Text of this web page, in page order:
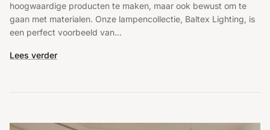
hoogwaardige producten te maken, maar ook bewust om te
gaan met materialen. Onze lampencollectie, Baltex Lighting, is
een perfect voorbeeld van...
Lees verder